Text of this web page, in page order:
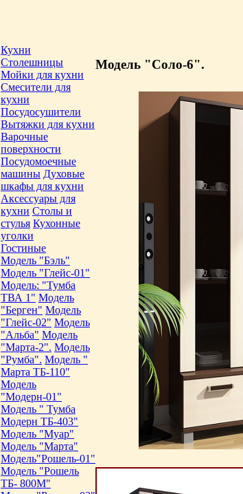
Кухни
Столешницы
Мойки для кухни
Смесители для
кухни
Посудосушители
Вытяжки для кухни
Варочные
поверхности
Посудомоечные
машины Духовые
шкафы для кухни
Аксессуары для
кухни Столы и
стулья Кухонные
уголки
Гостиные
Модель "Бэль"
Модель "Глейс-01"
Модель: "Тумба
ТВА 1" Модель
"Берген" Модель
"Глейс-02" Модель
"Альба" Модель
"Марта-2". Модель
"Румба". Модель "
Марта ТБ-110"
Модель
"Модерн-01"
Модель " Тумба
Модерн ТБ-403"
Модель "Муар"
Модель "Марта"
Модель"Рошель-01"
Модель "Рошель
ТБ- 800М"
Модель "Соло-6".